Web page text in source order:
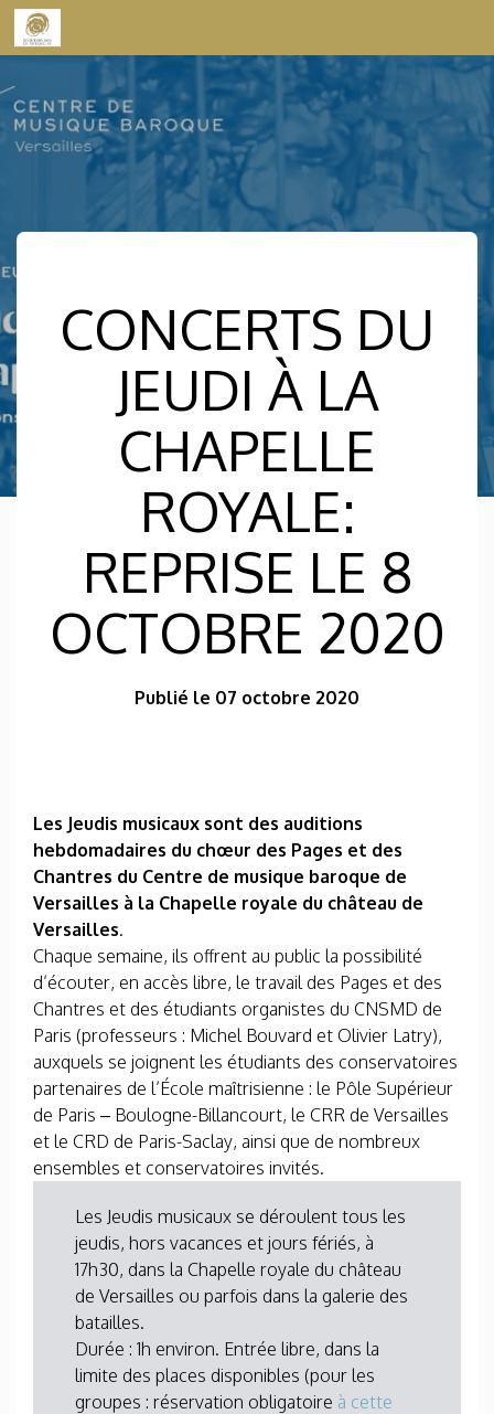
Skip to content
CONCERTS DU
JEUDI À LA
CHAPELLE
ROYALE:
REPRISE LE 8
OCTOBRE 2020
Publié le 07 octobre 2020
Les Jeudis musicaux sont des auditions
hebdomadaires du chœur des Pages et des
Chantres du Centre de musique baroque de
Versailles à la Chapelle royale du château de
Versailles.
Chaque semaine, ils offrent au pu­blic la possibilité
d’écouter, en accès libre, le travail des Pages et des
Chantres et des étudiants organistes du CNS­MD de
Paris (professeurs : Michel Bouvard et Olivier Latry),
auxquels se joignent les étudiants des conservatoires
partenaires de l’École maîtrisienne : le Pôle Supérieur
de Paris – Boulogne-Billancourt, le CRR de Versailles
et le CRD de Paris-Saclay, ainsi que de nombreux
ensembles et conservatoires invités.
Les Jeudis musicaux se déroulent tous les
jeudis, hors vacances et jours fériés, à
17h30, dans la Chapelle royale du château
de Versailles ou parfois dans la galerie des
batailles.
Durée : 1h environ. Entrée libre, dans la
limite des places disponibles (pour les
groupes : réservation obligatoire à cette